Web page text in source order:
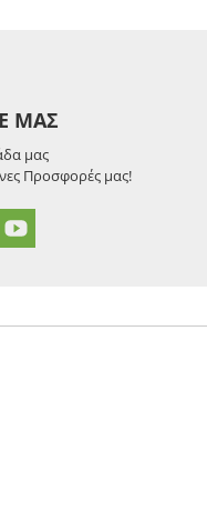
ΜΑΣ
μας
Προσφορές μας!